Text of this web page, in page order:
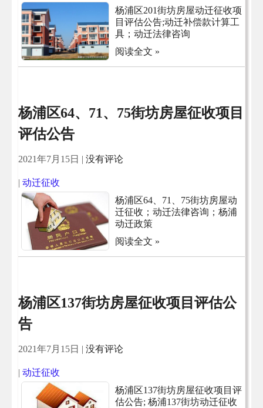
杨浦区201街坊房屋动迁征收项
目评估公告;动迁补偿款计算工
具；动迁法律咨询
阅读全文 »
杨浦区64、71、75街坊房屋征收项目
评估公告
2021年7月15日 | 没有评论
| 动迁征收
杨浦区64、71、75街坊房屋动
迁征收；动迁法律咨询；杨浦
动迁政策
阅读全文 »
杨浦区137街坊房屋征收项目评估公
告
2021年7月15日 | 没有评论
| 动迁征收
杨浦区137街坊房屋征收项目评
估公告; 杨浦137街坊动迁征收